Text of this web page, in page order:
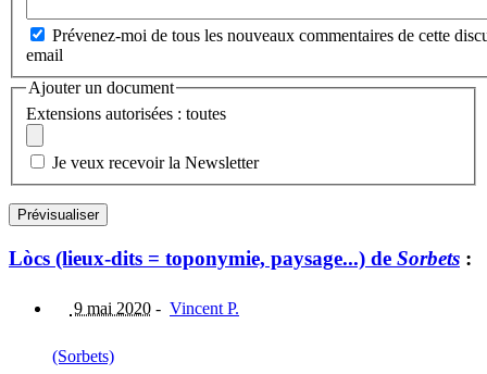
Prévenez-moi de tous les nouveaux commentaires de cette
email
Ajouter un document
Extensions autorisées : toutes
Je veux recevoir la Newsletter
Lòcs (lieux-dits = toponymie, paysage...) de Sorbets :
9 mai 2020 - Vincent P.
(Sorbets)